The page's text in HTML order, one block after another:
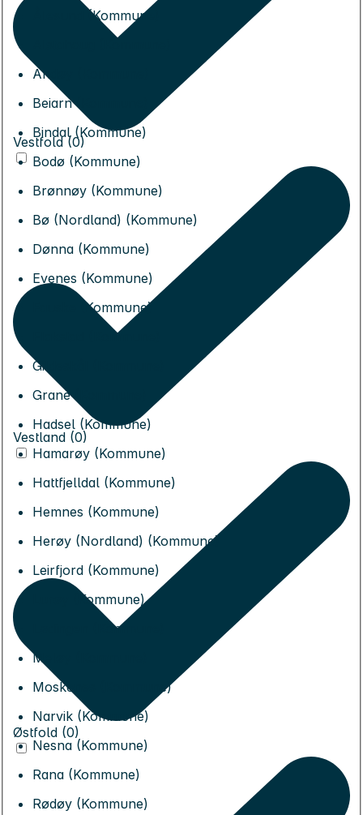
Ålesund (Kommune)
Andøy (Kommune)
Beiarn (Kommune)
Bindal (Kommune)
Bodø (Kommune)
Brønnøy (Kommune)
Bø (Nordland) (Kommune)
Dønna (Kommune)
Evenes (Kommune)
Fauske (Kommune)
Flakstad (Kommune)
Gildeskål (Kommune)
Grane (Kommune)
Hadsel (Kommune)
Hamarøy (Kommune)
Hattfjelldal (Kommune)
Hemnes (Kommune)
Herøy (Nordland) (Kommune)
Leirfjord (Kommune)
Lurøy (Kommune)
Lødingen (Kommune)
Meløy (Kommune)
Moskenes (Kommune)
Narvik (Kommune)
Nesna (Kommune)
Rana (Kommune)
Rødøy (Kommune)
Vestfold (0)
Vestland (0)
Østfold (0)